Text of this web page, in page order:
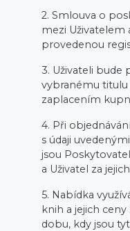
2. Smlouva o
mezi Uživatelem
provedenou
3. Uživateli bude
vybranému
zaplacením
4. Při
s údaji
jsou
a Uživatel za
5. Nabídka
knih a jejich
dobu, kdy jsou